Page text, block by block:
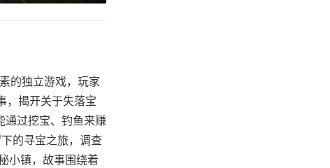
的独立游戏，玩家
，揭开关于失落宝
通过挖宝、钓鱼来赚
的寻宝之旅，调查
小镇，故事围绕着